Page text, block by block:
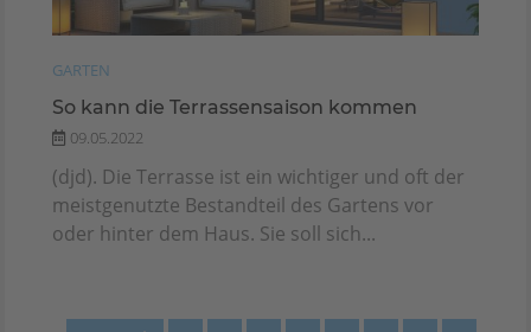
GARTEN
So kann die Terrassensaison kommen
09.05.2022
(djd). Die Terrasse ist ein wichtiger und oft der
meistgenutzte Bestandteil des Gartens vor
oder hinter dem Haus. Sie soll sich...